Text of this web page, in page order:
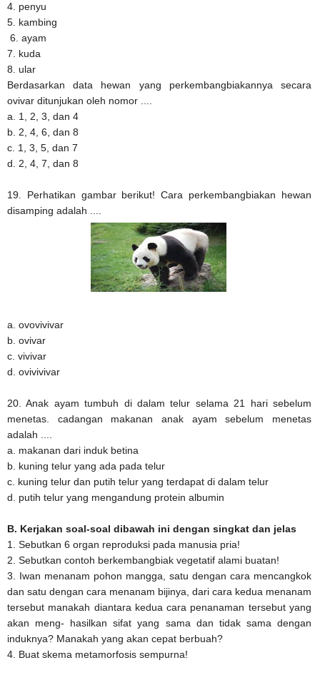
4. penyu
5. kambing
6. ayam
7. kuda
8. ular
Berdasarkan data hewan yang perkembangbiakannya secara
ovivar ditunjukan oleh nomor ....
a. 1, 2, 3, dan 4
b. 2, 4, 6, dan 8
c. 1, 3, 5, dan 7
d. 2, 4, 7, dan 8
19. Perhatikan gambar berikut! Cara perkembangbiakan hewan
disamping adalah ....
a. ovovivivar
b. ovivar
c. vivivar
d. ovivivivar
20. Anak ayam tumbuh di dalam telur selama 21 hari sebelum
menetas. cadangan makanan anak ayam sebelum menetas
adalah ....
a. makanan dari induk betina
b. kuning telur yang ada pada telur
c. kuning telur dan putih telur yang terdapat di dalam telur
d. putih telur yang mengandung protein albumin
B. Kerjakan soal-soal dibawah ini dengan singkat dan jelas
1. Sebutkan 6 organ reproduksi pada manusia pria!
2. Sebutkan contoh berkembangbiak vegetatif alami buatan!
3. Iwan menanam pohon mangga, satu dengan cara mencangkok
dan satu dengan cara menanam bijinya, dari cara kedua menanam
tersebut manakah diantara kedua cara penanaman tersebut yang
akan meng- hasilkan sifat yang sama dan tidak sama dengan
induknya? Manakah yang akan cepat berbuah?
4. Buat skema metamorfosis sempurna!